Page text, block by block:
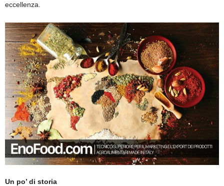
eccellenza.
Un po’ di storia